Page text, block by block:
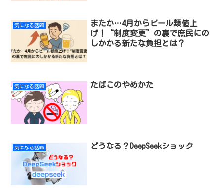
気になる話題
またか…4月からビール類値上
げ！“制度変更”の裏で庶民にの
しかかる新たな負担とは？
気になる話題 たばこのやめかた
気になる話題 どうなる？DeepSeekショック